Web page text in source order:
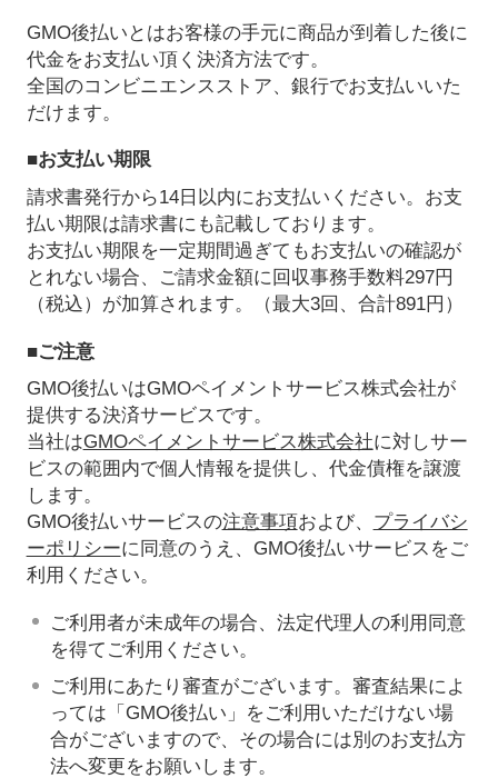
GMO後払いとはお客様の手元に商品が到着した後に
代金をお支払い頂く決済方法です。
全国のコンビニエンスストア、銀行でお支払いいた
だけます。
■お支払い期限
請求書発行から14日以内にお支払いください。お支
払い期限は請求書にも記載しております。
お支払い期限を一定期間過ぎてもお支払いの確認が
とれない場合、ご請求金額に回収事務手数料297円
（税込）が加算されます。（最大3回、合計891円）
■ご注意
GMO後払いはGMOペイメントサービス株式会社が
提供する決済サービスです。
当社はGMOペイメントサービス株式会社に対しサー
ビスの範囲内で個人情報を提供し、代金債権を譲渡
します。
GMO後払いサービスの注意事項および、 プライバシ
ーポリシーに同意のうえ、GMO後払いサービスをご
利用ください。
ご利用者が未成年の場合、法定代理人の利用同意
を得てご利用ください。
ご利用にあたり審査がございます。審査結果によ
っては「GMO後払い」をご利用いただけない場
合がございますので、その場合には別のお支払方
法へ変更をお願いします。